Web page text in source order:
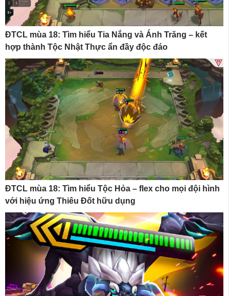
ĐTCL mùa 18: Tìm hiểu Tia Nắng và Ánh Trăng – kết
hợp thành Tộc Nhật Thực ẩn đầy độc đáo
ĐTCL mùa 18: Tìm hiểu Tộc Hỏa – flex cho mọi đội hình
với hiệu ứng Thiêu Đốt hữu dụng